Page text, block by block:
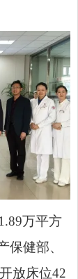
万平方
保健部、
放床位42